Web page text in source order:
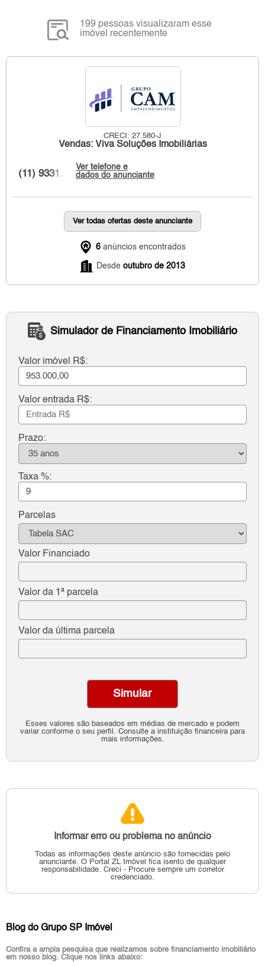
199 pessoas visualizaram esse
imóvel recentemente
CRECI: 27.580-J
Vendas: Viva Soluções Imobiliárias
Ver telefone e
dados do anunciante
(11) 9331...
Ver todas ofertas deste anunciante
6 anúncios encontrados
Desde outubro de 2013
Simulador de Financiamento Imobiliário
Valor imóvel R$:
Valor entrada R$:
Prazo:
Taxa %:
Parcelas
Valor Financiado
Valor da 1ª parcela
Valor da última parcela
Esses valores são baseados em médias de mercado e podem
variar conforme o seu perfil. Consulte a instituição financeira para
mais informações.
Simular
Informar erro ou problema no anúncio
Todas as informações deste anúncio são fornecidas pelo
anunciante. O Portal ZL Imóvel fica isento de qualquer
responsabilidade. Creci - Procure sempre um corretor
credenciado.
Blog do Grupo SP Imóvel
Confira a ampla pesquisa que realizamos sobre financiamento imobiliário
em nosso blog. Clique nos links abaixo: